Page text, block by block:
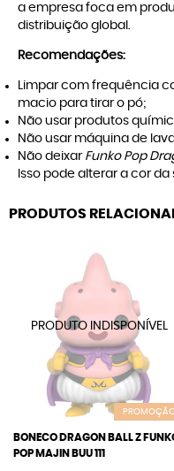
a empresa foca em
distribuição global.
Recomendações:
Limpar com frequência
macio para tirar o pó;
Não usar produtos
Não usar máquina de
Não deixar Funko Pop
Isso pode alterar a cor da
PRODUTOS
BONECO DRAGON BALL Z
POP MAJIN BUU 111